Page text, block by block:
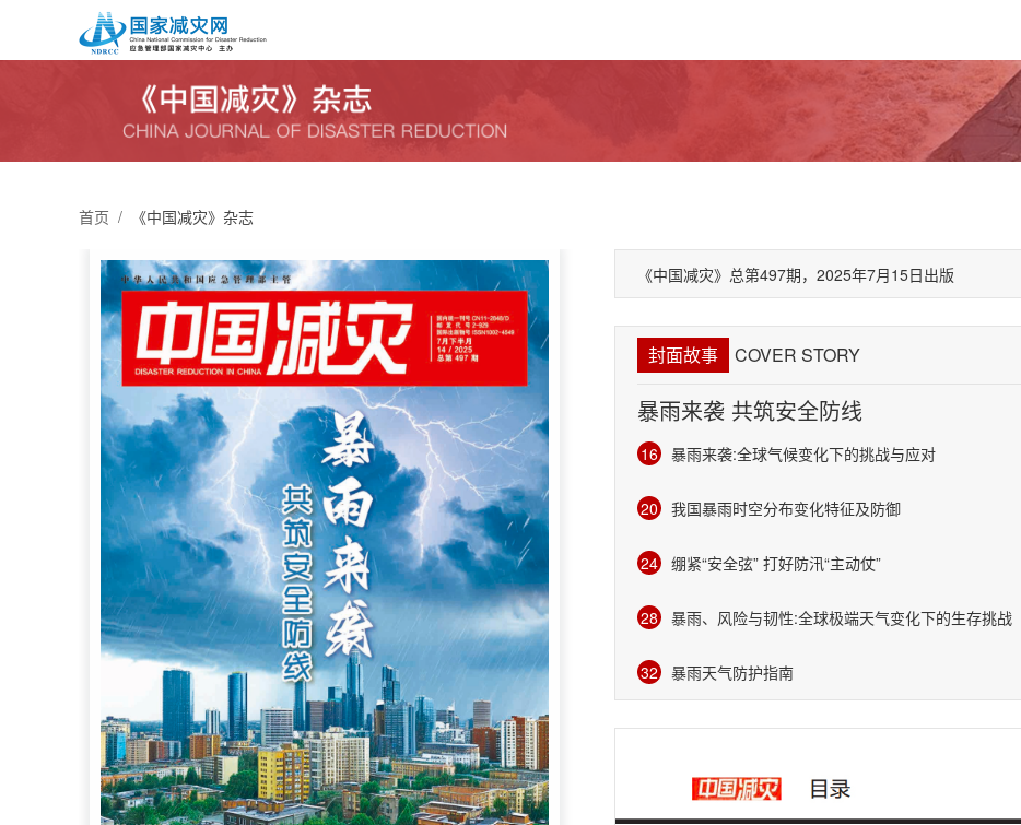
首页 / 《中国减灾》杂志
《中国减灾》总第497期，2025年7月15日出版
封面故事 COVER STORY
暴雨来袭 共筑安全防线
16 暴雨来袭:全球气候变化下的挑战与应对
20 我国暴雨时空分布变化特征及防御
24 绷紧“安全弦” 打好防汛“主动仗”
28 暴雨、风险与韧性:全球极端天气变化下的生存挑战
32 暴雨天气防护指南